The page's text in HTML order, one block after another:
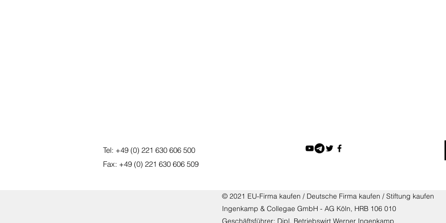
Tel: +49 (0) 221 630 606 500
Fax: +49 (0) 221 630 606 509
© 2021 EU-Firma kaufen / Deutsche Firma kaufen / Stiftung kaufen
Ingenkamp & Collegae GmbH - AG Köln, HRB 106 010
Geschäftsführer: Dipl. Betriebswirt Werner Ingenkamp